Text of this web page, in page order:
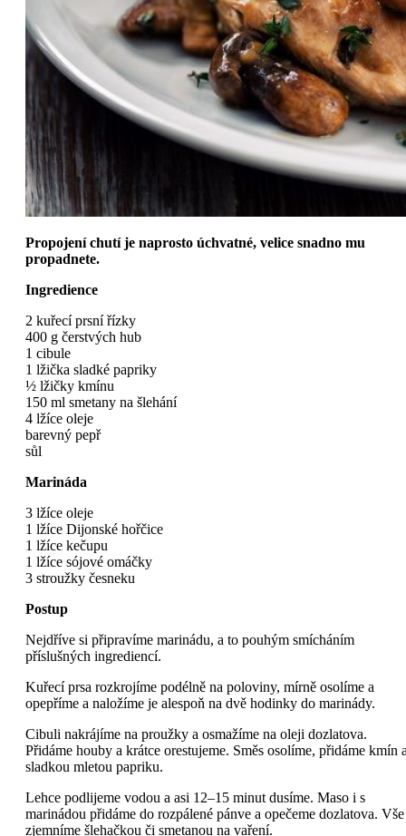
Propojení chutí je naprosto úchvatné, velice snadno mu
propadnete.
Ingredience
2 kuřecí prsní řízky
400 g čerstvých hub
1 cibule
1 lžička sladké papriky
½ lžičky kmínu
150 ml smetany na šlehání
4 lžíce oleje
barevný pepř
sůl
Marináda
3 lžíce oleje
1 lžíce Dijonské hořčice
1 lžíce kečupu
1 lžíce sójové omáčky
3 stroužky česneku
Postup
Nejdříve si připravíme marinádu, a to pouhým smícháním
příslušných ingrediencí.
Kuřecí prsa rozkrojíme podélně na poloviny, mírně osolíme a
opepříme a naložíme je alespoň na dvě hodinky do marinády.
Cibuli nakrájíme na proužky a osmažíme na oleji dozlatova.
Přidáme houby a krátce orestujeme. Směs osolíme, přidáme kmín
sladkou mletou papriku.
Lehce podlijeme vodou a asi 12–15 minut dusíme. Maso i s
marinádou přidáme do rozpálené pánve a opečeme dozlatova. Vše
zjemníme šlehačkou či smetanou na vaření.